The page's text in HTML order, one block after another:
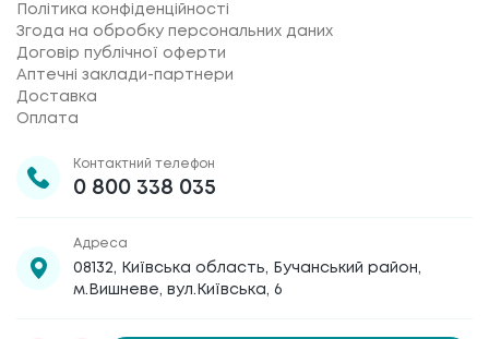
Політика конфіденційності
Згода на обробку персональних даних
Договір публічної оферти
Аптечні заклади-партнери
Доставка
Оплата
Контактний телефон
0 800 338 035
Адреса
08132, Київська область, Бучанський район,
м.Вишневе, вул.Київська, 6